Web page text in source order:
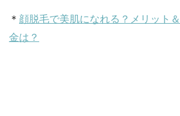
＊ 顔脱毛で美肌になれる？メリット
金は？